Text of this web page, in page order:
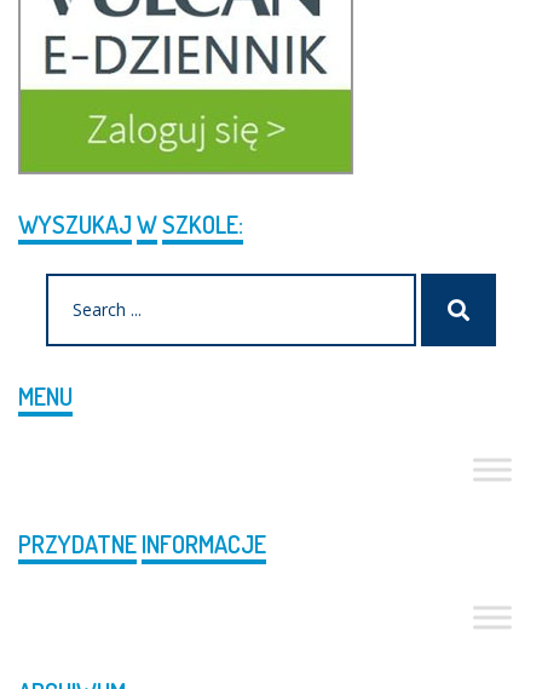
WYSZUKAJWSZKOLE:
Szukaj
MENU
PRZYDATNEINFORMACJE